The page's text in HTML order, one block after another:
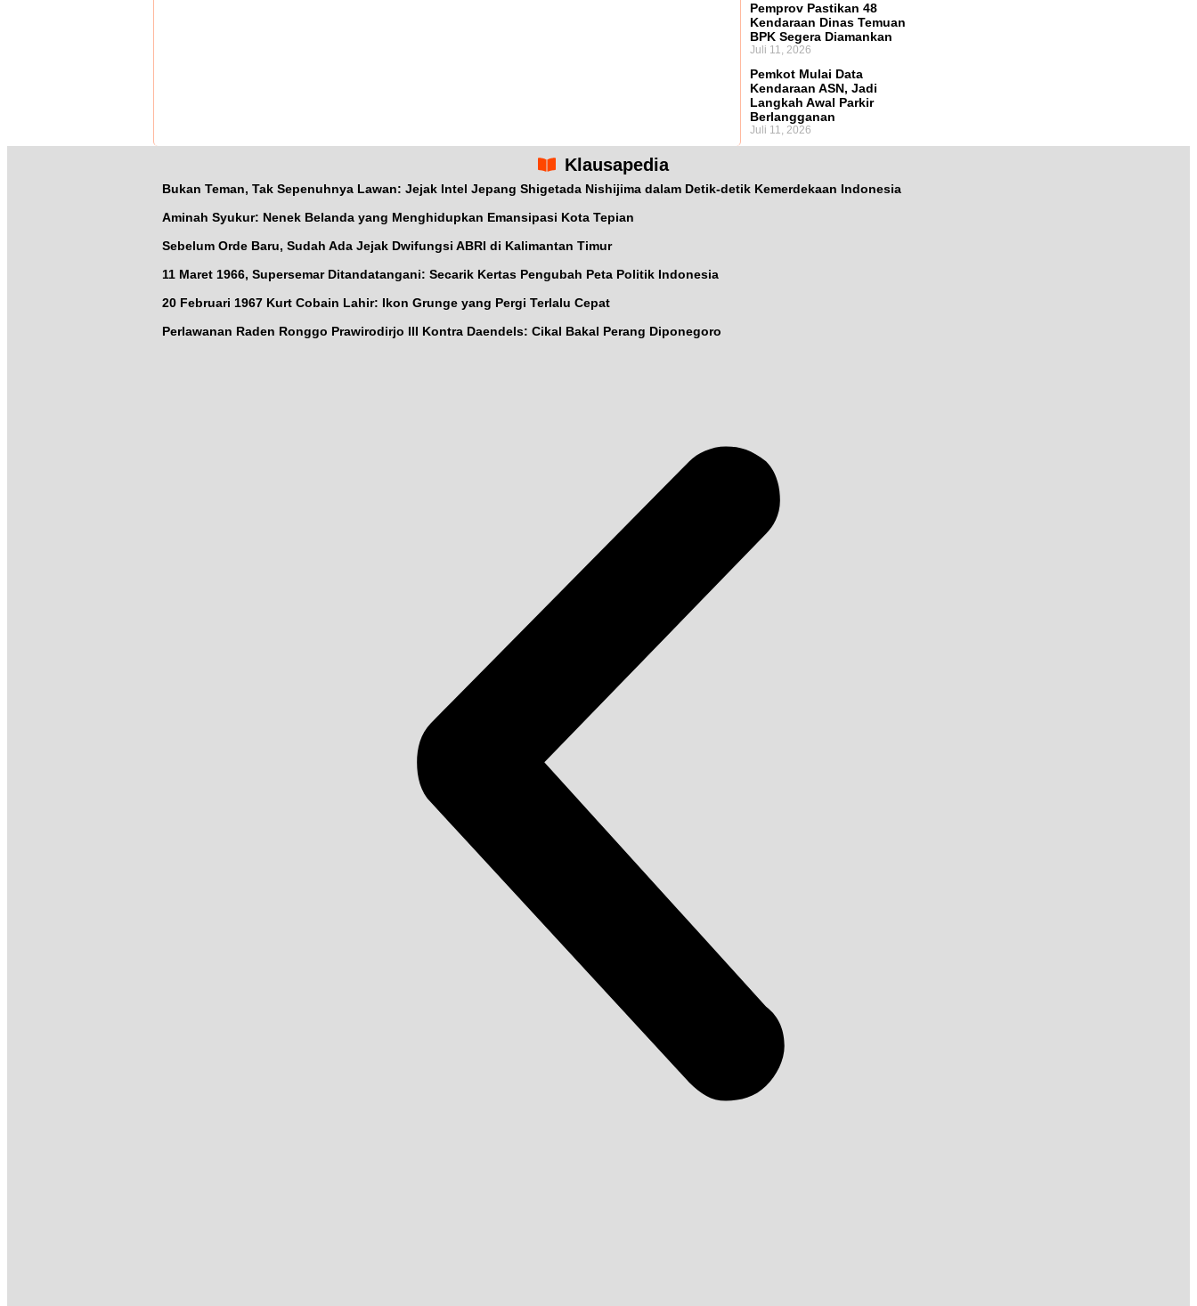
Pemprov Pastikan 48
Kendaraan Dinas Temuan
BPK Segera Diamankan
Juli 11, 2026
Pemkot Mulai Data
Kendaraan ASN, Jadi
Langkah Awal Parkir
Berlangganan
Juli 11, 2026
Klausapedia
Bukan Teman, Tak Sepenuhnya Lawan: Jejak Intel Jepang Shigetada Nishijima dalam Detik-detik Kemerdekaan Indonesia
Aminah Syukur: Nenek Belanda yang Menghidupkan Emansipasi Kota Tepian
Sebelum Orde Baru, Sudah Ada Jejak Dwifungsi ABRI di Kalimantan Timur
11 Maret 1966, Supersemar Ditandatangani: Secarik Kertas Pengubah Peta Politik Indonesia
20 Februari 1967 Kurt Cobain Lahir: Ikon Grunge yang Pergi Terlalu Cepat
Perlawanan Raden Ronggo Prawirodirjo III Kontra Daendels: Cikal Bakal Perang Diponegoro